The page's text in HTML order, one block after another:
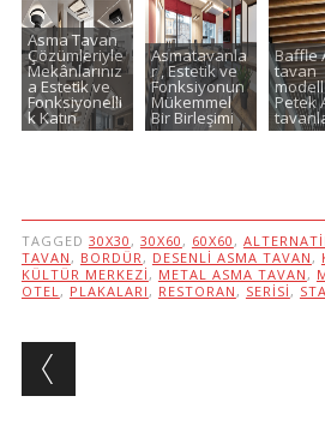
Asma Tavan
Çözümleriyle
Mekânlarınız
a Estetik ve
Fonksiyonelli
k Katın
Asmatavanla
r , Estetik ve
Fonksiyonun
Mükemmel
Bir Birleşimi
Baffle
tavan
Petek
TAGGED 30X30 , 30X60 , 60X60 ,
TAVAN , BORDÜR, DESENLI ASMA TAVAN ,
KÜLTÜR MERKEZI , METAL ASMA TAVAN ,
OTEL, PLAKALARI , RESTORAN , SERISI ,
Post navigation